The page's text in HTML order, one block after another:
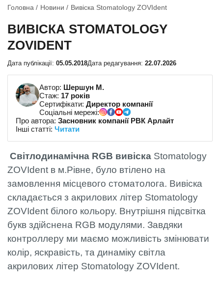
Головна Новини Вивіска Stomatology ZOVIdent
ВИВІСКА STOMATOLOGY
ZOVIDENT
Дата публікації: 05.05.2018Дата редагування: 22.07.2026
Автор: Шершун М.
Стаж: 17 років
Сертифікати: Директор компанії
Соціальні мережі:
Про автора: Засновник компанії РВК Арлайт
Інші статті: Читати
Світлодинамічна RGB вивіска Stomatology
ZOVIdent в м.Рівне, було втілено на
замовлення місцевого стоматолога. Вивіска
складається з акрилових літер Stomatology
ZOVIdent білого кольору. Внутрішня підсвітка
букв здійснена RGB модулями. Завдяки
контроллеру ми маємо можливість змінювати
колір, яскравість, та динаміку світла
акрилових літер Stomatology ZOVIdent.